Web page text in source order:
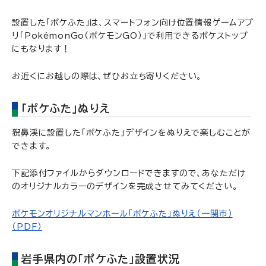
設置した「ポケふた」は、スマートフォン向け位置情報ゲームアプ
リ「PokémonGo（ポケモンGO）」で利用できるポケストップ
にもなります！
お近くにお越しの際は、ぜひお立ち寄りください。
「ポケふた」ぬりえ
猊鼻渓に設置した「ポケふた」デザインをぬりえで楽しむことが
できます。
下記添付ファイルからダウンロードできますので、あなただけ
のオリジナルカラーのデザインを完成させてみてください。
ポケモンオリジナルマンホール「ポケふた」ぬりえ（一関市）
（PDF）
岩手県内の「ポケふた」設置状況